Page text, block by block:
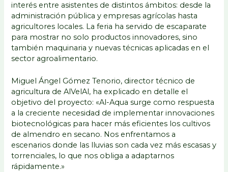
interés entre asistentes de distintos ámbitos: desde la
administración pública y empresas agrícolas hasta
agricultores locales. La feria ha servido de escaparate
para mostrar no solo productos innovadores, sino
también maquinaria y nuevas técnicas aplicadas en el
sector agroalimentario.
Miguel Ángel Gómez Tenorio, director técnico de
agricultura de AlVelAl, ha explicado en detalle el
objetivo del proyecto: «Al-Aqua surge como respuesta
a la creciente necesidad de implementar innovaciones
biotecnológicas para hacer más eficientes los cultivos
de almendro en secano. Nos enfrentamos a
escenarios donde las lluvias son cada vez más escasas y
torrenciales, lo que nos obliga a adaptarnos
rápidamente.»